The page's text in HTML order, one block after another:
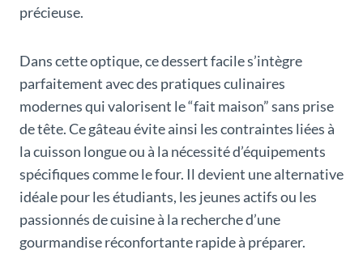
précieuse.
Dans cette optique, ce dessert facile s’intègre
parfaitement avec des pratiques culinaires
modernes qui valorisent le “fait maison” sans prise
de tête. Ce gâteau évite ainsi les contraintes liées à
la cuisson longue ou à la nécessité d’équipements
spécifiques comme le four. Il devient une alternative
idéale pour les étudiants, les jeunes actifs ou les
passionnés de cuisine à la recherche d’une
gourmandise réconfortante rapide à préparer.